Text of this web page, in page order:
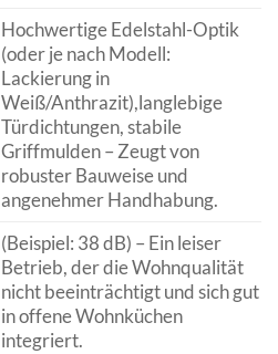
Hochwertige Edelstahl-Optik
(oder je nach Modell:
Lackierung in
Weiß/Anthrazit),langlebige
Türdichtungen, stabile
Griffmulden – Zeugt von
robuster Bauweise und
angenehmer Handhabung.
(Beispiel: 38 dB) – Ein leiser
Betrieb, der die Wohnqualität
nicht beeinträchtigt und sich gut
in offene Wohnküchen
integriert.